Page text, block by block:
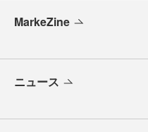
MarkeZine
ニュース